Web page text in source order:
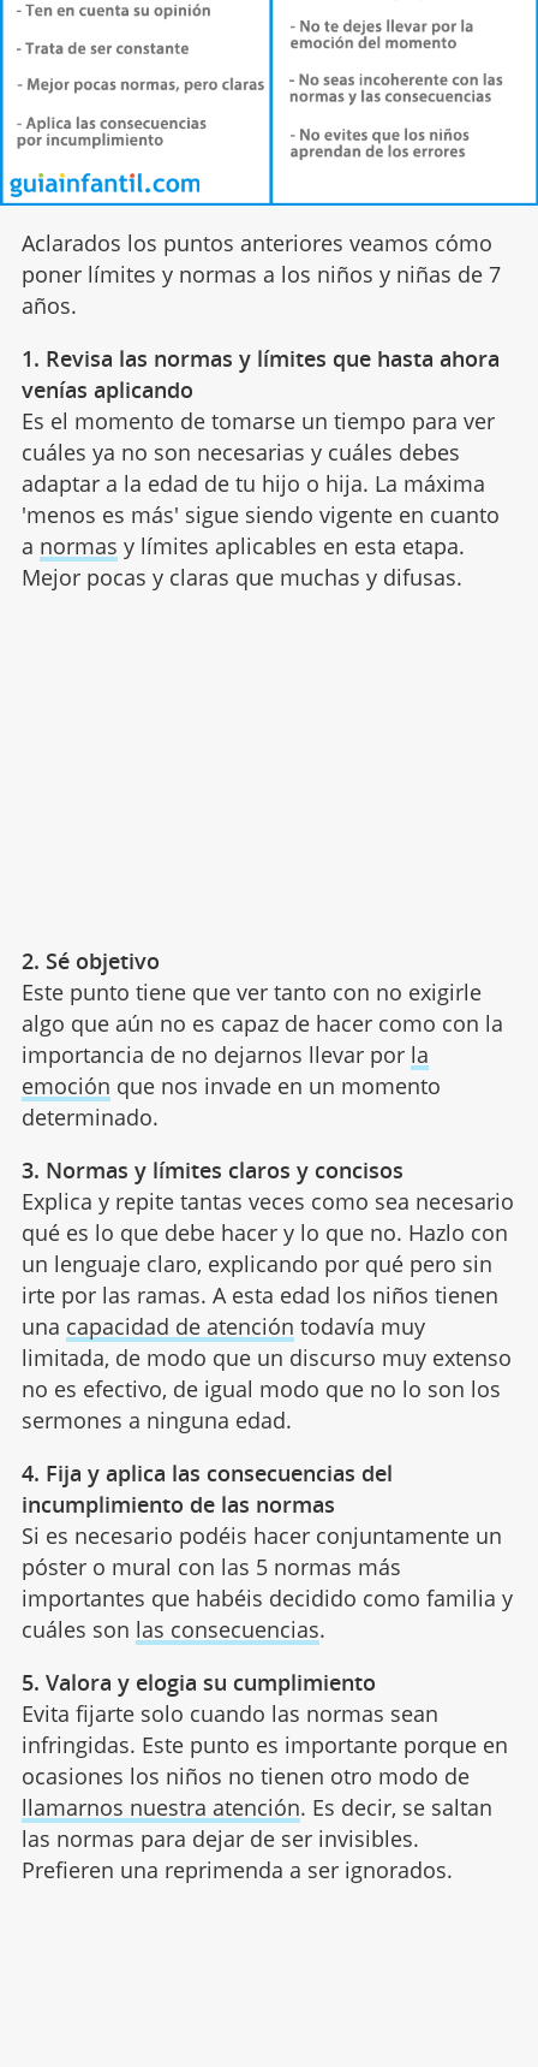
Aclarados los puntos anteriores veamos cómo
poner límites y normas a los niños y niñas de 7
años.
1. Revisa las normas y límites que hasta ahora
venías aplicando
Es el momento de tomarse un tiempo para ver
cuáles ya no son necesarias y cuáles debes
adaptar a la edad de tu hijo o hija. La máxima
'menos es más' sigue siendo vigente en cuanto
a normas y límites aplicables en esta etapa.
Mejor pocas y claras que muchas y difusas.
2. Sé objetivo
Este punto tiene que ver tanto con no exigirle
algo que aún no es capaz de hacer como con la
importancia de no dejarnos llevar por la
emoción que nos invade en un momento
determinado.
3. Normas y límites claros y concisos
Explica y repite tantas veces como sea necesario
qué es lo que debe hacer y lo que no. Hazlo con
un lenguaje claro, explicando por qué pero sin
irte por las ramas. A esta edad los niños tienen
una capacidad de atención todavía muy
limitada, de modo que un discurso muy extenso
no es efectivo, de igual modo que no lo son los
sermones a ninguna edad.
4. Fija y aplica las consecuencias del
incumplimiento de las normas
Si es necesario podéis hacer conjuntamente un
póster o mural con las 5 normas más
importantes que habéis decidido como familia y
cuáles son las consecuencias.
5. Valora y elogia su cumplimiento
Evita fijarte solo cuando las normas sean
infringidas. Este punto es importante porque en
ocasiones los niños no tienen otro modo de
llamarnos nuestra atención. Es decir, se saltan
las normas para dejar de ser invisibles.
Prefieren una reprimenda a ser ignorados.